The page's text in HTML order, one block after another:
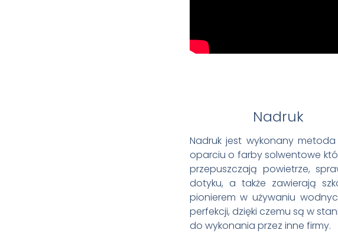
Nadruk
Nadruk jest wykonany
oparciu o farby solwentowe
przepuszczają powietrze,
dotyku, a także zawierają
pionierem w używaniu
perfekcji, dzięki czemu są w
do wykonania przez inne firmy.